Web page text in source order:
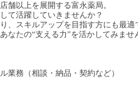
舗以上を展開する富永薬局。
て活躍していきませんか？
、スキルアップを目指す方にも最
なたの“支える力”を活かしてみま
業務（相談・納品・契約など）